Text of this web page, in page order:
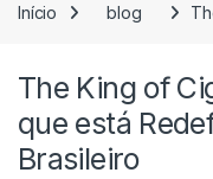
Início blog
The King of
que está
Brasileiro